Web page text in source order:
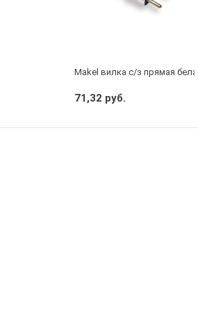
Makel вилка с/з прямая белая
71,32 руб.